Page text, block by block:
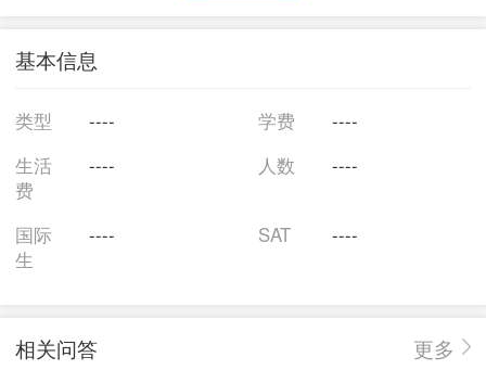
理论课程和实践操作结合的方式学会所需技能，对于其
标准的教学模式、最为先进的教学设施以及现代化的教
室著称。布拉德福学校通过“美国专业美容美发院校委员
会”的批准认可，成为具备美容美发职业培训资格认证的
院校之一。 秋波美发美肤美甲学校提供白班以及夜班两
种授课模式，以方便学生灵活安排自己的学习时间；同
顺利完成学业。
基本信息
类型 ---- 学费
----
生活
费
---- 人数 ----
国际
生
---- SAT ----
相关问答 更多